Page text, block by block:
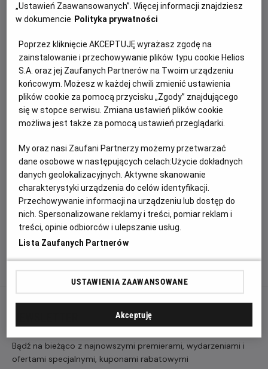
PREMIERA
30 kwietnia 2026
OPIS FILMU
Transmisja meczu Szachtar Donieck - Crystal Palace w
ramach rozgrywek Ligi Konferencji UEFA.
ZAPROŚ ZNAJOMYCH
Facebook Messenger WhatsApp
Bądź na bieżąco z najnowszymi premierami, wydarzeniami i
ofertami specjalnymi, kuponami rabatowymi
„Ustawień Zaawansowanych”. Więcej informacji znajdziesz
w dokumencie Polityka prywatności
Poprzez kliknięcie AKCEPTUJĘ wyrażasz zgodę na
zainstalowanie i przechowywanie plików typu cookie Helios
S.A. oraz jej Zaufanych Partnerów na Twoim urządzeniu
końcowym. Możesz w każdej chwili zmienić ustawienia
plików cookie za pomocą przycisku „Zgody” znajdującego
się w stopce serwisu. Zmiana ustawień plików cookie
możliwa jest także za pomocą ustawień przeglądarki.
My oraz nasi Zaufani Partnerzy możemy przetwarzać
dane osobowe w następujących celach:Użycie dokładnych
danych geolokalizacyjnych. Aktywne skanowanie
charakterystyki urządzenia do celów identyfikacji.
Przechowywanie informacji na urządzeniu lub dostęp do
nich. Spersonalizowane reklamy i treści, pomiar reklam i
treści, opinie odbiorców i ulepszanie usług.
Lista Zaufanych Partnerów
USTAWIENIA ZAAWANSOWANE
Akceptuję